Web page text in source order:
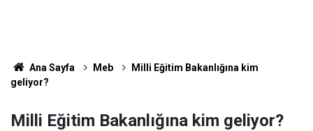
Ana Sayfa Meb
Milli Eğitim Bakanlığına kim
geliyor?
Milli Eğitim Bakanlığına kim geliyor?